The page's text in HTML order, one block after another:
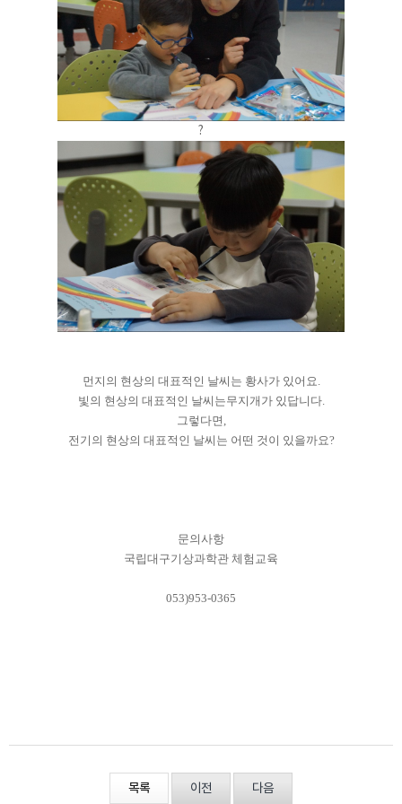
?
먼지의 현상의 대표적인 날씨는 황사가 있어요.
빛의 현상의 대표적인 날씨는무지개가 있답니다.
그렇다면,
전기의 현상의 대표적인 날씨는 어떤 것이 있을까요?
문의사항
국립대구기상과학관 체험교육
053)953-0365
목록 이전 다음